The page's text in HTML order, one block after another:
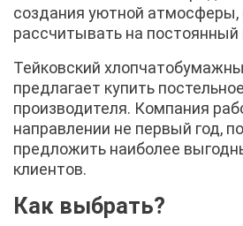
создания уютной атмосферы,
рассчитывать на постоянный
Тейковский
предлагает купить
производителя. Компания
направлении не первый год,
предложить наиболее
клиентов.
Как выбрать?